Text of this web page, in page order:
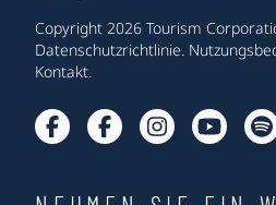
Copyright 2026 Tourism
Datenschutzrichtlinie.
Kontakt.